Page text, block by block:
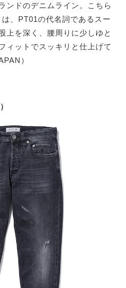
ンドのデニムライン。こちら
、PT01の代名詞であるスー
上を深く、腰周りに少しゆと
ィットでスッキリと仕上げて
）